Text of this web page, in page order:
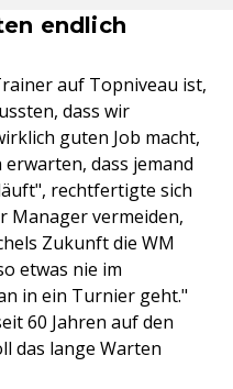
endlich
auf Topniveau ist,
dass wir
guten Job macht,
dass jemand
rechtfertigte sich
Manager vermeiden,
Zukunft die WM
etwas nie im
in ein Turnier geht."
60 Jahren auf den
das lange Warten